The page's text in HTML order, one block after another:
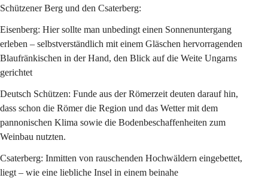
Schützener Berg und den Csaterberg:
Eisenberg: Hier sollte man unbedingt einen Sonnenuntergang
erleben – selbstverständlich mit einem Gläschen hervorragenden
Blaufränkischen in der Hand, den Blick auf die Weite Ungarns
gerichtet
Deutsch Schützen: Funde aus der Römerzeit deuten darauf hin,
dass schon die Römer die Region und das Wetter mit dem
pannonischen Klima sowie die Bodenbeschaffenheiten zum
Weinbau nutzten.
Csaterberg: Inmitten von rauschenden Hochwäldern eingebettet,
liegt – wie eine liebliche Insel in einem beinahe